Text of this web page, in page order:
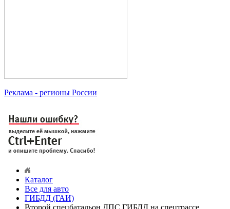
Реклама - регионы России
Каталог
Все для авто
ГИБДД (ГАИ)
Второй спецбатальон ДПС ГИБДД на спецтрассе